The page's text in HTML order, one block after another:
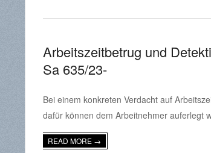
Arbeitszeitbetrug und
Sa 635/23-
09-
23
Bei einem konkreten Verdacht auf
dafür können dem Arbeitnehmer auferlegt
READ MORE →